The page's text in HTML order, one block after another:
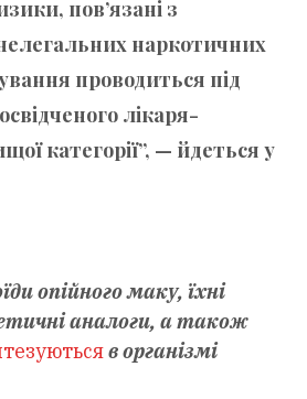
пов’язані з
наркотичних
проводиться під
лікаря-
категорії”, — йдеться у
опійного маку, їхні
аналоги, а також
в організмі